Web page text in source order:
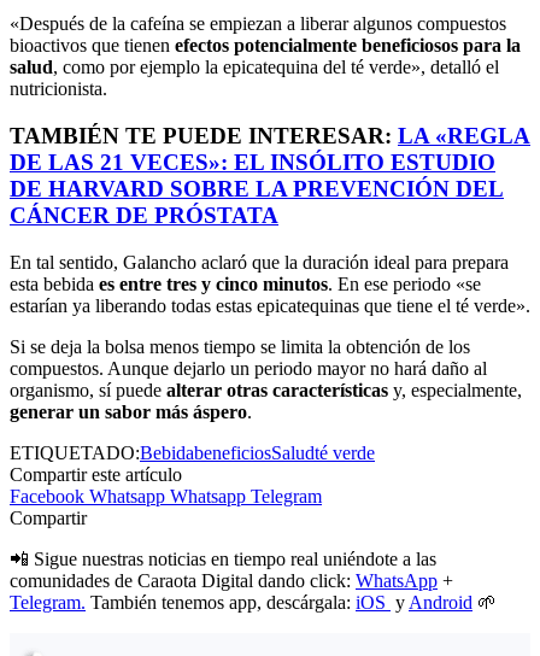
«Después de la cafeína se empiezan a liberar algunos compuestos
bioactivos que tienen efectos potencialmente beneficiosos para la
salud, como por ejemplo la epicatequina del té verde», detalló el
nutricionista.
TAMBIÉN TE PUEDE INTERESAR: LA «REGLA
DE LAS 21 VECES»: EL INSÓLITO ESTUDIO
DE HARVARD SOBRE LA PREVENCIÓN DEL
CÁNCER DE PRÓSTATA
En tal sentido, Galancho aclaró que la duración ideal para prepara
esta bebida es entre tres y cinco minutos. En ese periodo «se
estarían ya liberando todas estas epicatequinas que tiene el té verde».
Si se deja la bolsa menos tiempo se limita la obtención de los
compuestos. Aunque dejarlo un periodo mayor no hará daño al
organismo, sí puede alterar otras características y, especialmente,
generar un sabor más áspero.
ETIQUETADO:BebidabeneficiosSaludté verde
Compartir este artículo
Facebook Whatsapp Whatsapp Telegram
Compartir
📲 Sigue nuestras noticias en tiempo real uniéndote a las
comunidades de Caraota Digital dando click: WhatsApp +
Telegram. También tenemos app, descárgala: iOS y Android 🌱